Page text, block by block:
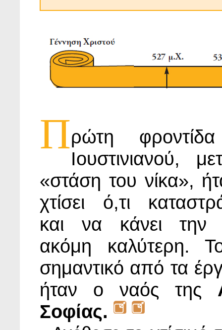
Πρώτη
Ιουστινιανού,
«στάση του νίκα»,
χτίσει ό,τι
και να κάνει την
ακόμη καλύτερη.
σημαντικό από τα
ήταν ο ναός της
Σοφίας.